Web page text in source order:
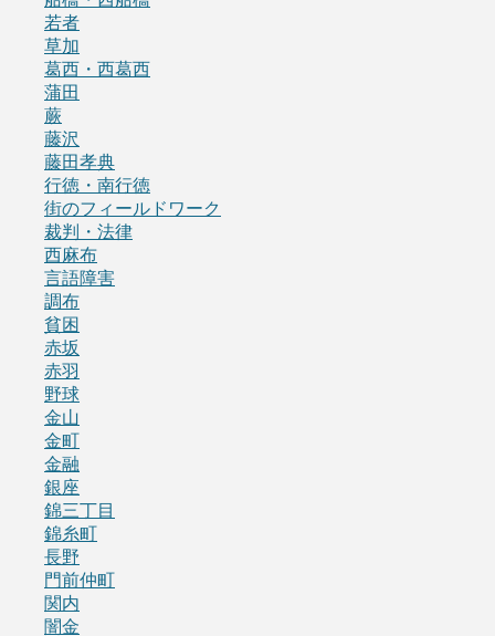
若者
草加
葛西・西葛西
蒲田
蕨
藤沢
藤田孝典
行徳・南行徳
街のフィールドワーク
裁判・法律
西麻布
言語障害
調布
貧困
赤坂
赤羽
野球
金山
金町
金融
銀座
錦三丁目
錦糸町
長野
門前仲町
関内
闇金